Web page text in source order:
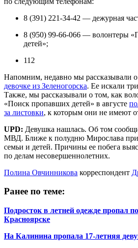
8 (391) 221-34-42 — дежурная
8 (950) 99-66-066 — волонтеры
детей»;
112
Напомним, недавно мы рассказывали о
девочке из Зеленогорска. Ее искали
Также, мы рассказывали о том, как
«Поиск пропавших детей» в августе
за листовки, к которым они не имеют
UPD: Девушка нашлась. Об том
МВД. Ближе к полудню Мирослава
семьи и детей. Причины ее побега
по делам несовершеннолетних.
Полина Овчинникова корреспондент
Ранее по теме:
Подросток в летней одежде пропал
Красноярске
На Калинина пропала 17-летняя